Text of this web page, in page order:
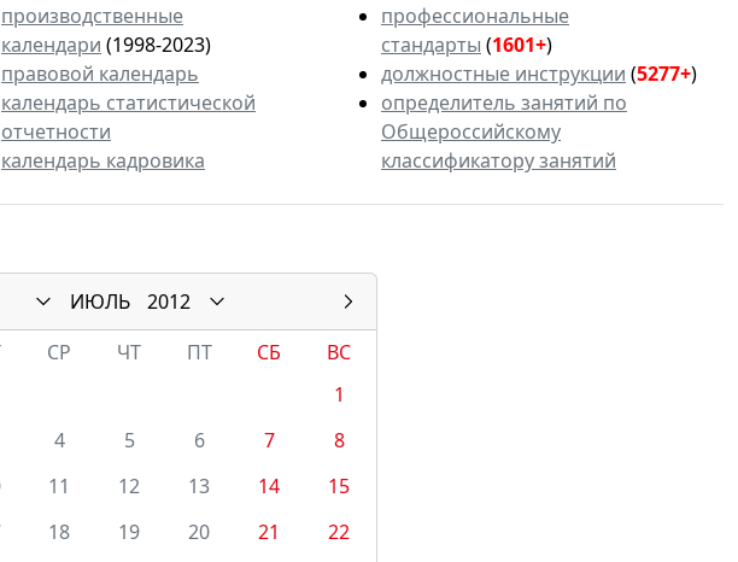
производственные
календари (1998-2023)
правовой календарь
календарь статистической
отчетности
календарь кадровика
профессиональные
стандарты (1601+)
должностные инструкции (5277+)
определитель занятий по
Общероссийскому
классификатору занятий
ИЮЛЬ
2012
СР ЧТ ПТ СБ
ВС
1
4 5 6 7
8
11 12 13 14
15
18 19 20 21
22